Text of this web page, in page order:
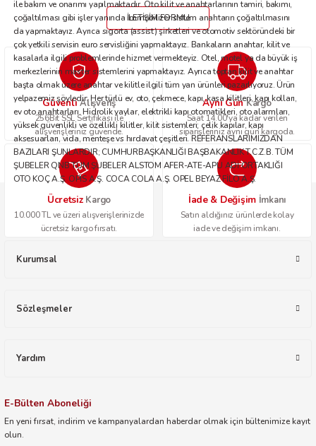
ile bakım ve onarımı yapılmaktadır. Oto kilit ve anahtarlarının tamiri, bakımı,
çoğaltılması gibi işler yanında immobilizer sistem anahtarın çoğaltılmasını
da yapmaktayız. Ayrıca sigorta (assist) şirketleri ve otomotiv sektöründeki bir
çok yetkili servisin euro servisliğini yapmaktayız. Bankaların anahtar, kilit ve
kasalarla ilgili problemlerinde hizmet vermekteyiz. Otel, motel ya da büyük iş
merkezlerinin master sistemlerini yapmaktayız. Ayrıca toptan kilit ve anahtar
başta olmak üzere anahtar ve kilitle ilgili tüm yan ürünleri pazarlıyoruz. Ürün
yelpazemiz şöyledir: Her türlü ev, oto, çekmece, kapı, kasa kilitleri, kapı kolları,
ev oto anahtarları. Hidrolik yaylar, elektrikli kapı otomatikleri, oto alarmları,
yüksek güvenlikli ve özellikli kilitler, kilit sistemleri; çelik kapılar, kapı
aksesuarları, vida, menteşe vs hırdavat çeşitleri. REFERANSLARIMIZDAN
BAZILARI ŞUNLARDIR; CUMHURBAŞKANLIĞI BAŞBAKANLIK T.C.Z.B. TÜM
ŞUBELER QNB TÜM ŞUBELER ALSTOM AFER-ATE-APU ADİ ORTAKLIĞI
OTO KOÇ A.Ş. OPİS A.Ş. COCA COLA A.Ş. OPEL BEYAZ FİLO A.Ş.
İLETİŞİM FORMU
GüvenliAlışveriş
256Bit SSL Sertifikası ile
alışverişleriniz güvende.
Aynı GünKargo
Saat 14.00'ya kadar verilen
siparişleriniz aynı gün kargoda.
Ücretsiz Kargo
10.000 TL ve üzeri alışverişlerinizde
ücretsiz kargo fırsatı.
İade & Değişim İmkanı
Satın aldığınız ürünlerde kolay
iade ve değişim imkanı.
Kurumsal
Sözleşmeler
Yardım
E-Bülten Aboneliği
En yeni fırsat, indirim ve kampanyalardan haberdar olmak için bültenimize kayıt
olun.